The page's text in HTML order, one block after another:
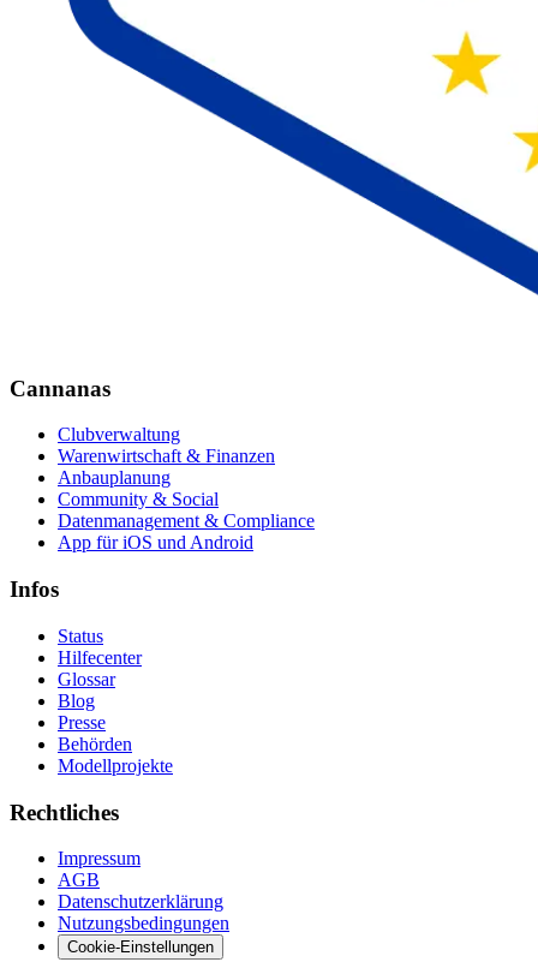
Cannanas
Clubverwaltung
Warenwirtschaft & Finanzen
Anbauplanung
Community & Social
Datenmanagement & Compliance
App für iOS und Android
Infos
Status
Hilfecenter
Glossar
Blog
Presse
Behörden
Modellprojekte
Rechtliches
Impressum
AGB
Datenschutzerklärung
Nutzungsbedingungen
Cookie-Einstellungen